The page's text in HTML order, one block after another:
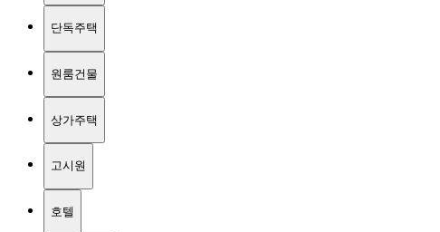
단독주택
원룸건물
상가주택
고시원
호텔